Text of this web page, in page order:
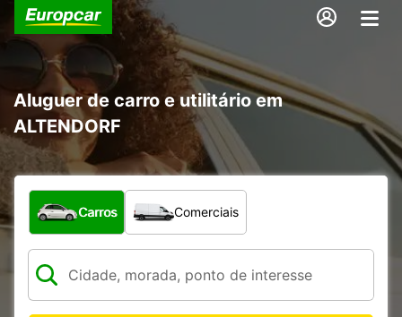
Aluguer de carro e utilitário em
ALTENDORF
Que tipo de veículo pretende?
Carros Comerciais